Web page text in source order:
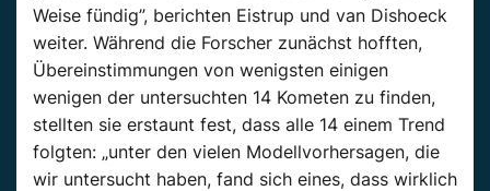
Weise fündig”, berichten Eistrup und van Dishoeck
weiter. Während die Forscher zunächst hofften,
Übereinstimmungen von wenigsten einigen
wenigen der untersuchten 14 Kometen zu finden,
stellten sie erstaunt fest, dass alle 14 einem Trend
folgten: „unter den vielen Modellvorhersagen, die
wir untersucht haben, fand sich eines, dass wirklich